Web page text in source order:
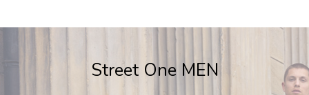
Street One MEN